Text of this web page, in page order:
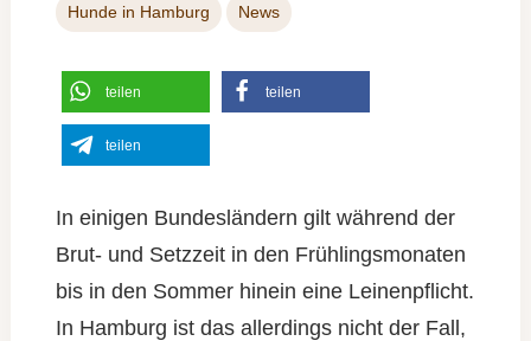
Hunde in Hamburg News
teilen teilen
teilen
In einigen Bundesländern gilt während der
Brut- und Setzzeit in den Frühlingsmonaten
bis in den Sommer hinein eine Leinenpflicht.
In Hamburg ist das allerdings nicht der Fall,